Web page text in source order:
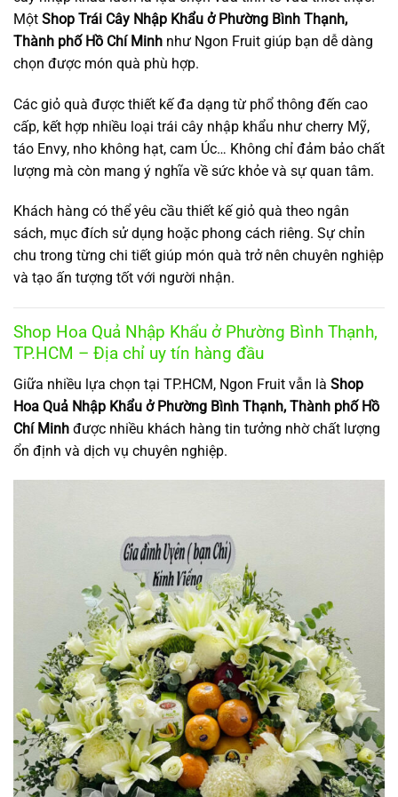
Một Shop Trái Cây Nhập Khẩu ở Phường Bình Thạnh,
Thành phố Hồ Chí Minh như Ngon Fruit giúp bạn dễ dàng
chọn được món quà phù hợp.
Các giỏ quà được thiết kế đa dạng từ phổ thông đến cao
cấp, kết hợp nhiều loại trái cây nhập khẩu như cherry Mỹ,
táo Envy, nho không hạt, cam Úc… Không chỉ đảm bảo chất
lượng mà còn mang ý nghĩa về sức khỏe và sự quan tâm.
Khách hàng có thể yêu cầu thiết kế giỏ quà theo ngân
sách, mục đích sử dụng hoặc phong cách riêng. Sự chỉn
chu trong từng chi tiết giúp món quà trở nên chuyên nghiệp
và tạo ấn tượng tốt với người nhận.
Shop Hoa Quả Nhập Khẩu ở Phường Bình Thạnh,
TP.HCM – Địa chỉ uy tín hàng đầu
Giữa nhiều lựa chọn tại TP.HCM, Ngon Fruit vẫn là Shop
Hoa Quả Nhập Khẩu ở Phường Bình Thạnh, Thành phố Hồ
Chí Minh được nhiều khách hàng tin tưởng nhờ chất lượng
ổn định và dịch vụ chuyên nghiệp.